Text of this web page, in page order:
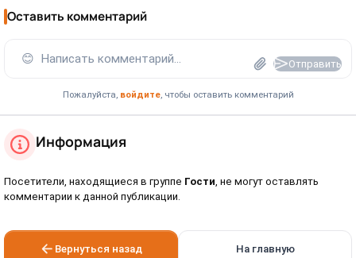
Оставить комментарий
😊 Написать комментарий... Отправить
Пожалуйста, войдите, чтобы оставить комментарий
Информация
Посетители, находящиеся в группе Гости , не могут оставлять
комментарии к данной публикации.
Вернуться назад На главную